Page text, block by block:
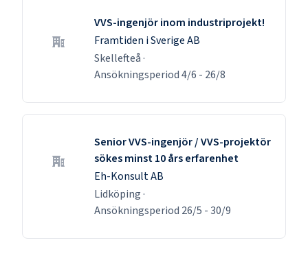
VVS-ingenjör inom industriprojekt!
Framtiden i Sverige AB
Skellefteå ·
Ansökningsperiod4/6 - 26/8
Senior VVS-ingenjör / VVS-projektör
sökes minst 10 års erfarenhet
Eh-Konsult AB
Lidköping ·
Ansökningsperiod 26/5 -30/9